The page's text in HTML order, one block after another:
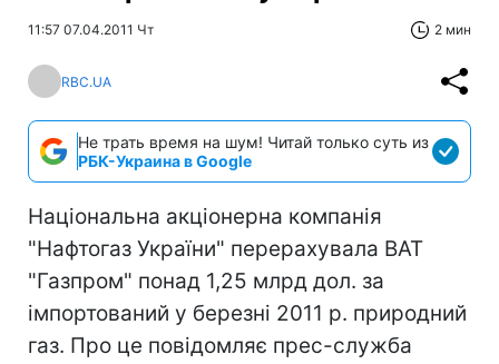
11:57 07.04.2011 Чт 2 мин
RBC.UA
Не трать время на шум! Читай только суть из
РБК-Украина в Google
Національна акціонерна компанія
"Нафтогаз України" перерахувала ВАТ
"Газпром" понад 1,25 млрд дол. за
імпортований у березні 2011 р. природний
газ. Про це повідомляє прес-служба